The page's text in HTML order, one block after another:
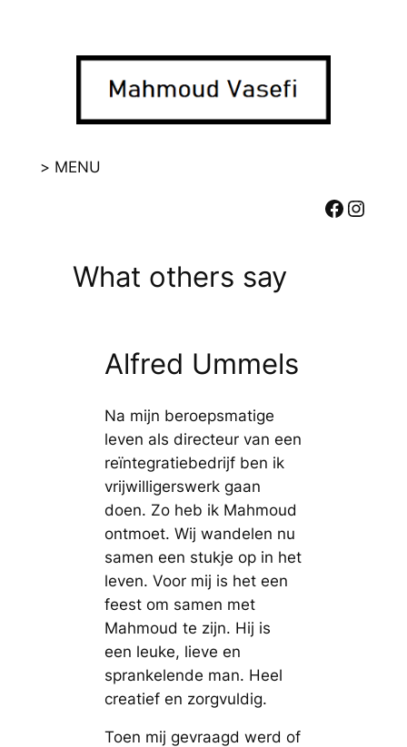
> MENU
Facebook Instagram
What others say
Alfred Ummels
Na mijn beroepsmatige
leven als directeur van een
reïntegratiebedrijf ben ik
vrijwilligerswerk gaan
doen. Zo heb ik Mahmoud
ontmoet. Wij wandelen nu
samen een stukje op in het
leven. Voor mij is het een
feest om samen met
Mahmoud te zijn. Hij is
een leuke, lieve en
sprankelende man. Heel
creatief en zorgvuldig.
Toen mij gevraagd werd of